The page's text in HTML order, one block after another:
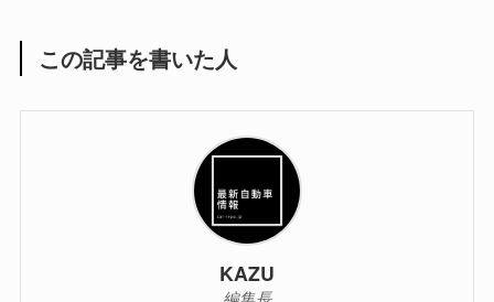
この記事を書いた人
KAZU
編集長